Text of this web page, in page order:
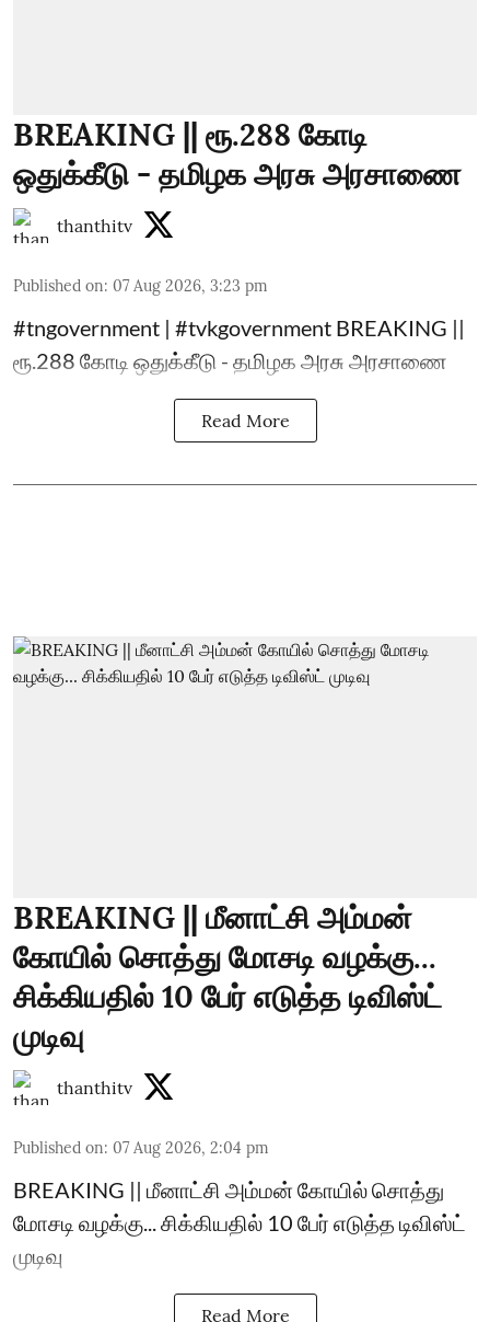
BREAKING || ரூ.288 கோடி
ஒதுக்கீடு - தமிழக அரசு அரசாணை
thanthitv
Published on: 07 Aug 2026, 3:23 pm
#tngovernment | #tvkgovernment BREAKING ||
ரூ.288 கோடி ஒதுக்கீடு - தமிழக அரசு அரசாணை
Read More
BREAKING || மீனாட்சி அம்மன்
கோயில் சொத்து மோசடி வழக்கு...
சிக்கியதில் 10 பேர் எடுத்த டிவிஸ்ட்
முடிவு
thanthitv
Published on: 07 Aug 2026, 2:04 pm
BREAKING || மீனாட்சி அம்மன் கோயில் சொத்து
மோசடி வழக்கு... சிக்கியதில் 10 பேர் எடுத்த டிவிஸ்ட்
முடிவு
Read More